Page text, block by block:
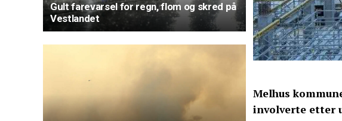
Gult farevarsel for regn, flom og skred på
Vestlandet
Melhus
involverte etter